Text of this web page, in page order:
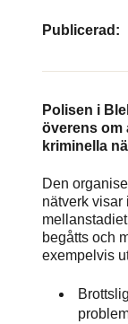
Publicerad:
Polisen i
överens om
kriminella
Den
nätverk visar
begåtts och
exempelvis